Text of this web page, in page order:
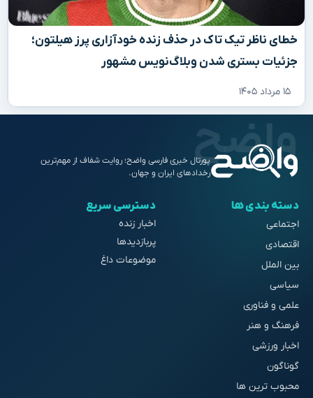
خطای ناظر تیک تاک در حذف زنده خودآزاری پرز هیلتون؛
جزئیات بستری شدن وبلاگ‌نویس مشهور
۱۵ مرداد ۱۴۰۵
پورتال خبری فارسی واضح؛ روایت شفاف از مهم‌ترین
رخدادهای ایران و جهان.
دسته بندی ها
اجتماعی
اقتصادی
بین الملل
سیاسی
علمی و فناوری
فرهنگ و هنر
اخبار ورزشی
گوناگون
محبوب ترین ها
دسترسی سریع
اخبار زنده
پربازدیدها
موضوعات داغ